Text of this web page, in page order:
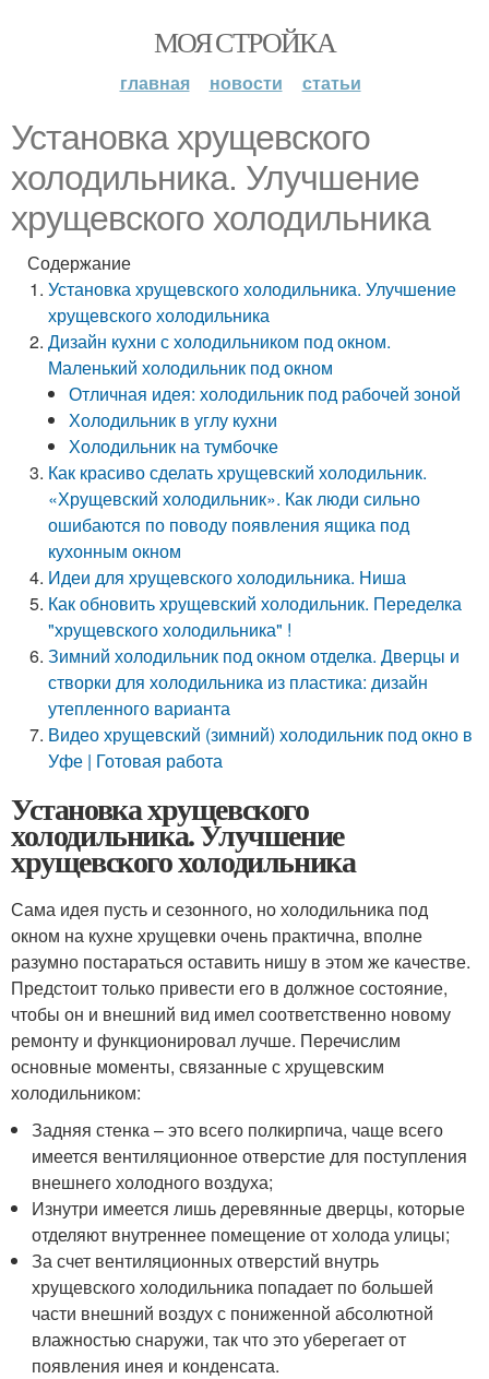
МОЯ СТРОЙКА
главная новости статьи
Установка хрущевского
холодильника. Улучшение
хрущевского холодильника
Содержание
Установка хрущевского холодильника. Улучшение
хрущевского холодильника
Дизайн кухни с холодильником под окном.
Маленький холодильник под окном
Отличная идея: холодильник под рабочей зоной
Холодильник в углу кухни
Холодильник на тумбочке
Как красиво сделать хрущевский холодильник.
«Хрущевский холодильник». Как люди сильно
ошибаются по поводу появления ящика под
кухонным окном
Идеи для хрущевского холодильника. Ниша
Как обновить хрущевский холодильник. Переделка
"хрущевского холодильника" !
Зимний холодильник под окном отделка. Дверцы и
створки для холодильника из пластика: дизайн
утепленного варианта
Видео хрущевский (зимний) холодильник под окно в
Уфе | Готовая работа
Установка хрущевского
холодильника. Улучшение
хрущевского холодильника
Сама идея пусть и сезонного, но холодильника под
окном на кухне хрущевки очень практична, вполне
разумно постараться оставить нишу в этом же качестве.
Предстоит только привести его в должное состояние,
чтобы он и внешний вид имел соответственно новому
ремонту и функционировал лучше. Перечислим
основные моменты, связанные с хрущевским
холодильником:
Задняя стенка – это всего полкирпича, чаще всего
имеется вентиляционное отверстие для поступления
внешнего холодного воздуха;
Изнутри имеется лишь деревянные дверцы, которые
отделяют внутреннее помещение от холода улицы;
За счет вентиляционных отверстий внутрь
хрущевского холодильника попадает по большей
части внешний воздух с пониженной абсолютной
влажностью снаружи, так что это уберегает от
появления инея и конденсата.